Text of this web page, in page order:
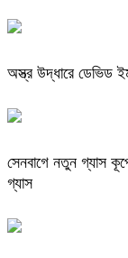
অস্ত্র উদ্ধারে ডেভিড
সেনবাগে নতুন গ্যাস
গ্যাস